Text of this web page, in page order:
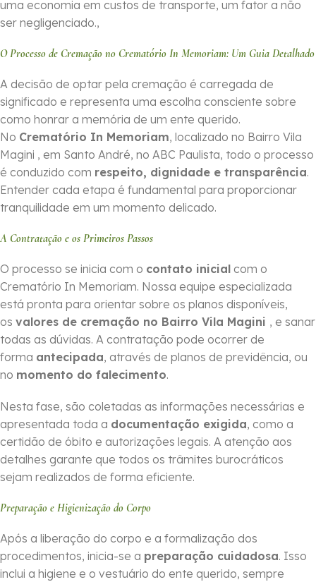
uma economia em custos de transporte, um fator a não
ser negligenciado.,
O Processo de Cremação no Crematório In Memoriam: Um Guia Detalhado
A decisão de optar pela cremação é carregada de
significado e representa uma escolha consciente sobre
como honrar a memória de um ente querido.
No Crematório In Memoriam, localizado no Bairro Vila
Magini , em Santo André, no ABC Paulista, todo o processo
é conduzido com respeito, dignidade e transparência.
Entender cada etapa é fundamental para proporcionar
tranquilidade em um momento delicado.
A Contratação e os Primeiros Passos
O processo se inicia com o contato inicial com o
Crematório In Memoriam. Nossa equipe especializada
está pronta para orientar sobre os planos disponíveis,
os valores de cremação no Bairro Vila Magini , e sanar
todas as dúvidas. A contratação pode ocorrer de
forma ante­cipada, através de planos de previdência, ou
no momento do falecimento.
Nesta fase, são coletadas as informações necessárias e
apresentada toda a documentação exigida, como a
certidão de óbito e autorizações legais. A atenção aos
detalhes garante que todos os trâmites burocráticos
sejam realizados de forma eficiente.
Preparação e Higienização do Corpo
Após a liberação do corpo e a formalização dos
procedimentos, inicia-se a preparação cuidadosa. Isso
inclui a higiene e o vestuário do ente querido, sempre